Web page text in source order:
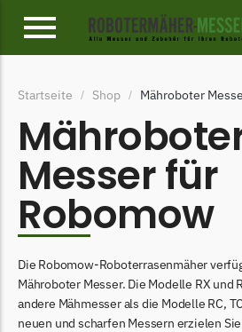
Begrenzungsdraht
Ambrogio
Ambrogio Messer
Begrenzungsdraht
Belrobotics
Belrobotics Messer
Begrenzungsdraht
Startseite / Shop / Mähroboter
Messer für
Robomow
Die Robomow-Roboterrasenmäher
Mähroboter Messer. Die Modelle RX und
andere Mähmesser als die Modelle RC,
neuen und scharfen Messern erzielen